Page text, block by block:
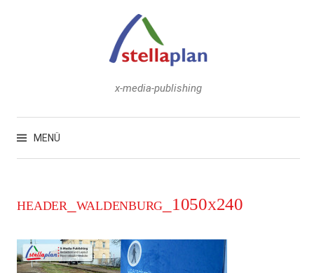
x-media-publishing
MENÜ
Suchen
header_waldenburg_1050x240